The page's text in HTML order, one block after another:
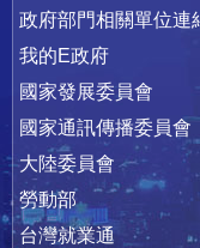
政府部門相關單位連
我的E政府
國家發展委員會
國家通訊傳播委員會
大陸委員會
勞動部
台灣就業通